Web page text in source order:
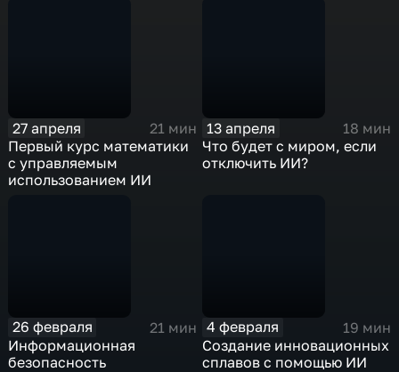
27 апреля
21 мин
Первый курс математики
с управляемым
использованием ИИ
13 апреля
18 мин
Что будет с миром, если
отключить ИИ?
26 февраля
21 мин
Информационная
безопасность
4 февраля
19 мин
Создание инновационных
сплавов с помощью ИИ